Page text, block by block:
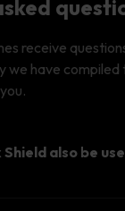
receive
we have
also be